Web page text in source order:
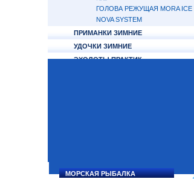
ГОЛОВА РЕЖУЩАЯ MORA ICE
NOVA SYSTEM
ПРИМАНКИ ЗИМНИЕ
УДОЧКИ ЗИМНИЕ
ЭХОЛОТЫ ПРАКТИК
МОРСКАЯ РЫБАЛКА